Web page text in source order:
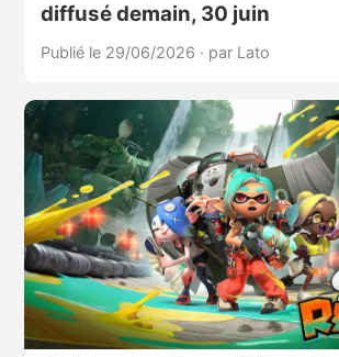
diffusé demain, 30 juin
Publié le 29/06/2026 · par Lato